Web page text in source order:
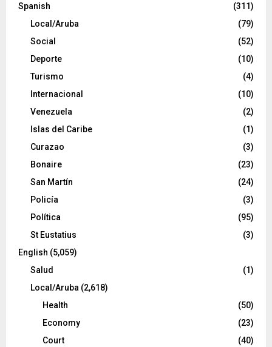
Spanish
(311)
Local/Aruba
(79)
Social
(52)
Deporte
(10)
Turismo
(4)
Internacional
(10)
Venezuela
(2)
Islas del Caribe
(1)
Curazao
(3)
Bonaire
(23)
San Martín
(24)
Policía
(3)
Política
(95)
St Eustatius
(3)
English (5,059)
Salud
(1)
Local/Aruba (2,618)
Health
(50)
Economy
(23)
Court
(40)